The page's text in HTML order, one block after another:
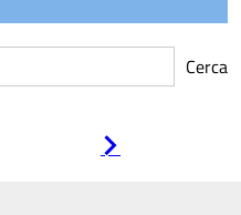
Cerca